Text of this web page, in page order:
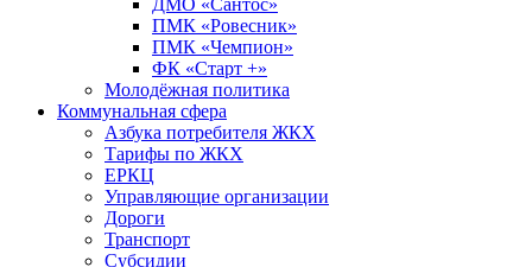
ДМО «Сантос»
ПМК «Ровесник»
ПМК «Чемпион»
ФК «Старт +»
Молодёжная политика
Коммунальная сфера
Азбука потребителя ЖКХ
Тарифы по ЖКХ
ЕРКЦ
Управляющие организации
Дороги
Транспорт
Субсидии